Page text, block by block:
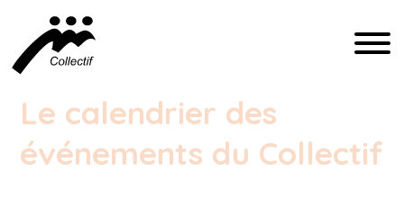
ENGLISH
Le calendrier des
événements du Collectif